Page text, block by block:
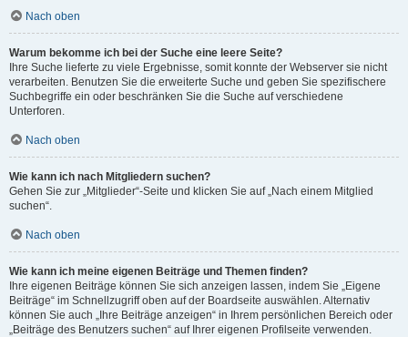
Nach oben
Warum bekomme ich bei der Suche eine leere Seite?
Ihre Suche lieferte zu viele Ergebnisse, somit konnte der Webserver sie nicht
verarbeiten. Benutzen Sie die erweiterte Suche und geben Sie spezifischere
Suchbegriffe ein oder beschränken Sie die Suche auf verschiedene
Unterforen.
Nach oben
Wie kann ich nach Mitgliedern suchen?
Gehen Sie zur „Mitglieder“-Seite und klicken Sie auf „Nach einem Mitglied
suchen“.
Nach oben
Wie kann ich meine eigenen Beiträge und Themen finden?
Ihre eigenen Beiträge können Sie sich anzeigen lassen, indem Sie „Eigene
Beiträge“ im Schnellzugriff oben auf der Boardseite auswählen. Alternativ
können Sie auch „Ihre Beiträge anzeigen“ in Ihrem persönlichen Bereich oder
„Beiträge des Benutzers suchen“ auf Ihrer eigenen Profilseite verwenden.